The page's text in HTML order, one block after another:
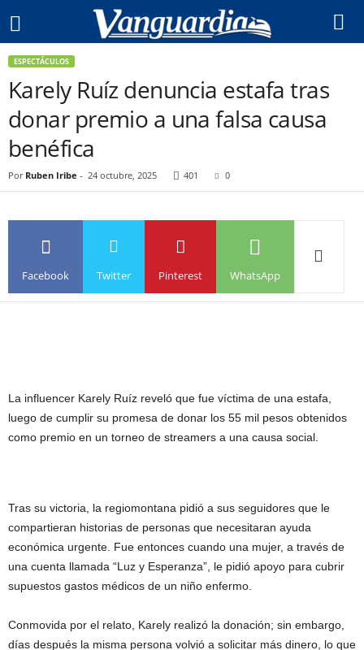
ESPECTÁCULOS
Karely Ruíz denuncia estafa tras
donar premio a una falsa causa
benéfica
Por Ruben Iribe - 24 octubre, 2025 401 0
Facebook Twitter Pinterest WhatsApp
La influencer Karely Ruíz reveló que fue víctima de una estafa,
luego de cumplir su promesa de donar los 55 mil pesos obtenidos
como premio en un torneo de streamers a una causa social.
Tras su victoria, la regiomontana pidió a sus seguidores que le
compartieran historias de personas que necesitaran ayuda
económica urgente. Fue entonces cuando una mujer, a través de
una cuenta llamada “Luz y Esperanza”, le pidió apoyo para cubrir
supuestos gastos médicos de un niño enfermo.
Conmovida por el relato, Karely realizó la donación; sin embargo,
días después la misma persona volvió a solicitar más dinero, lo que